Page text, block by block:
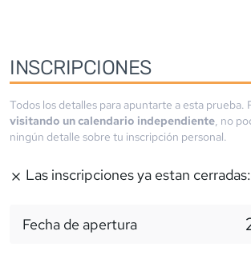
INSCRIPCIONES
Todos los detalles para apuntarte a esta prueba.
visitando un calendario independiente, no
ningún detalle sobre tu inscripción personal.
Las inscripciones ya estan cerradas:
Fecha de apertura